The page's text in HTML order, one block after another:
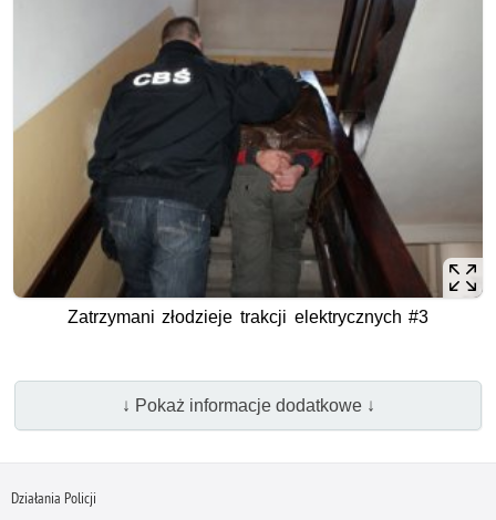
Zatrzymani złodzieje trakcji elektrycznych #3
↓ Pokaż informacje dodatkowe ↓
Działania Policji